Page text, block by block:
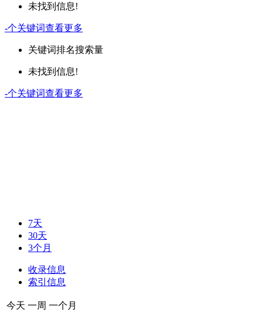
未找到信息!
-个关键词查看更多
关键词排名搜索量
未找到信息!
-个关键词查看更多
7天
30天
3个月
收录信息
索引信息
今天 一周 一个月